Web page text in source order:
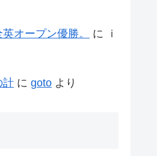
オープン優勝。 に
ｉ
計 に goto より